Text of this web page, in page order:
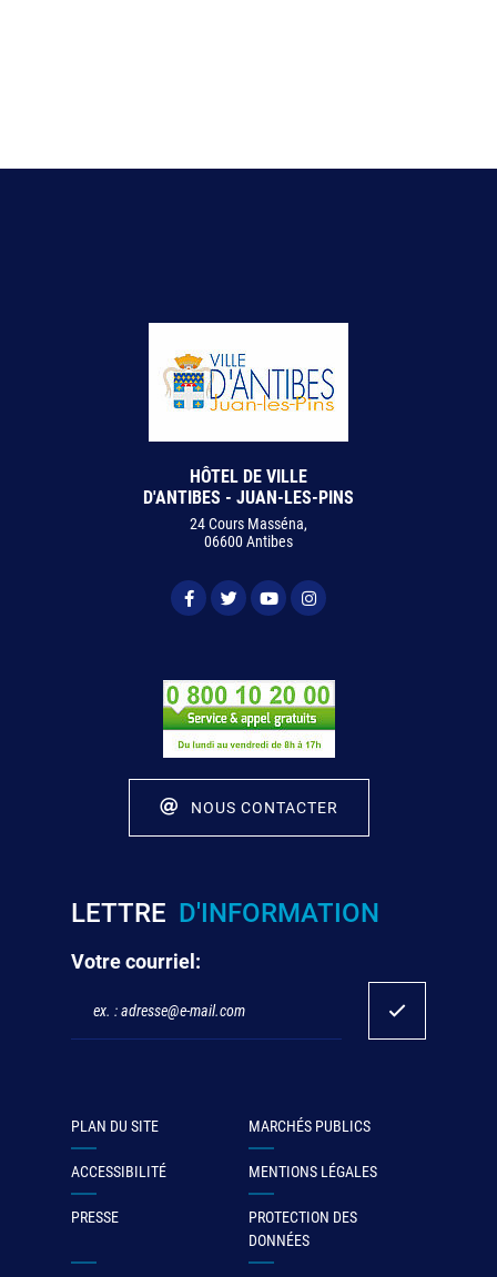
HÔTEL DE VILLE
D'ANTIBES - JUAN-LES-PINS
24 Cours Masséna,
06600 Antibes
NOUS CONTACTER
LETTRE D'INFORMATION
Votre courriel:
PLAN DU SITE MARCHÉS PUBLICS
ACCESSIBILITÉ MENTIONS LÉGALES
PRESSE
PROTECTION DES
DONNÉES